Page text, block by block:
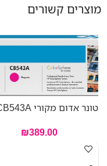
מוצרים קשורים
טונר אדום מקורי HP CB543A
₪389.00